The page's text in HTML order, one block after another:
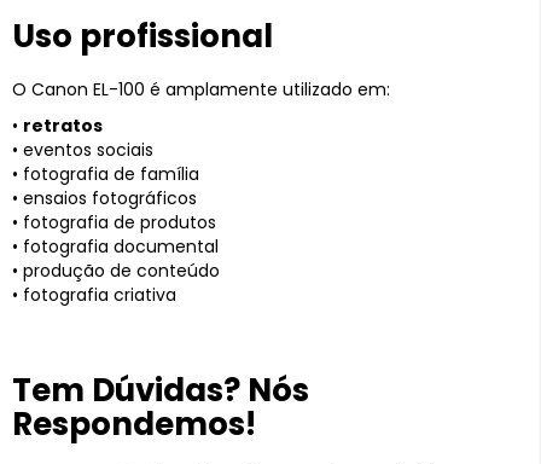
Uso profissional
O Canon EL-100 é amplamente utilizado em:
• retratos
• eventos sociais
• fotografia de família
• ensaios fotográficos
• fotografia de produtos
• fotografia documental
• produção de conteúdo
• fotografia criativa
Tem Dúvidas? Nós
Respondemos!